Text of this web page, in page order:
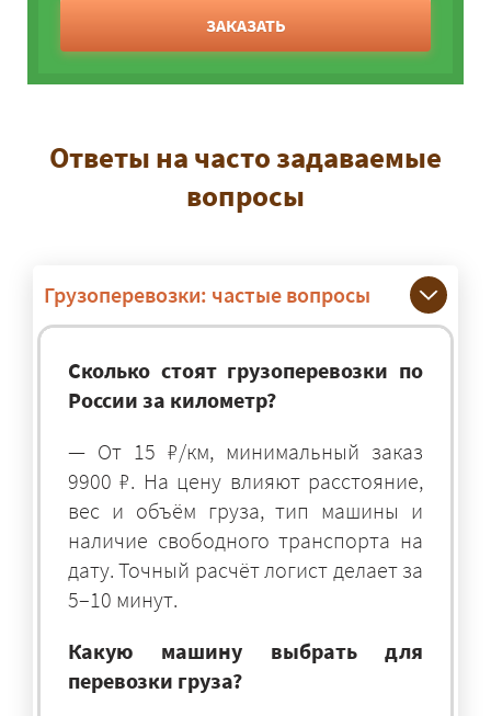
ЗАКАЗАТЬ
Ответы на часто задаваемые
вопросы
Грузоперевозки: частые вопросы
Сколько стоят грузоперевозки по
России за километр?
— От 15 ₽/км, минимальный заказ
9900 ₽. На цену влияют расстояние,
вес и объём груза, тип машины и
наличие свободного транспорта на
дату. Точный расчёт логист делает за
5–10 минут.
Какую машину выбрать для
перевозки груза?